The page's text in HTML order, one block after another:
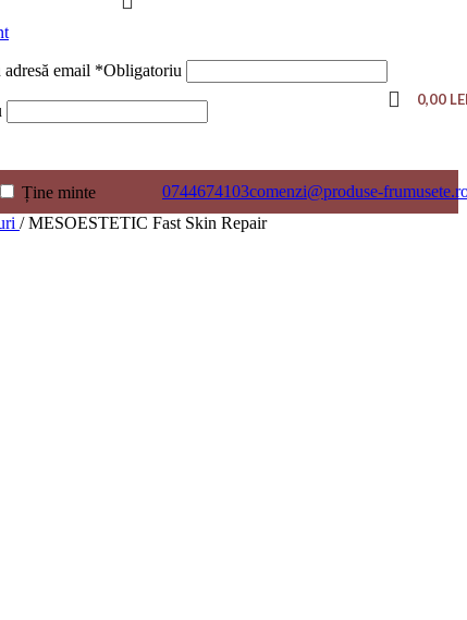
email *Obligatoriu
Ține minte
0,00
0744674103comenzi@produse-
/ MESOESTETIC Fast Skin Repair